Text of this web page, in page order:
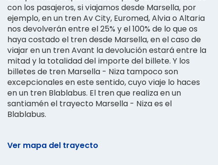
con los pasajeros, si viajamos desde Marsella, por
ejemplo, en un tren Av City, Euromed, Alvia o Altaria
nos devolverán entre el 25% y el 100% de lo que os
haya costado el tren desde Marsella, en el caso de
viajar en un tren Avant la devolución estará entre la
mitad y la totalidad del importe del billete. Y los
billetes de tren Marsella - Niza tampoco son
excepcionales en este sentido, cuyo viaje lo haces
en un tren Blablabus. El tren que realiza en un
santiamén el trayecto Marsella - Niza es el
Blablabus.
Ver mapa del trayecto